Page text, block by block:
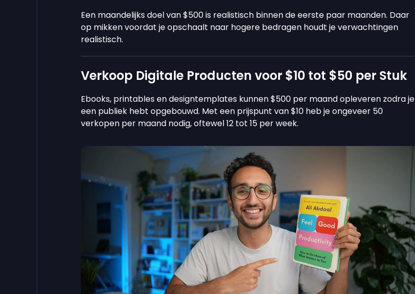
Een maandelijks doel van $500 is realistisch binnen de eerste paar maanden. Daar
op mikken voordat je opschaalt naar hogere bedragen houdt je verwachtingen
realistisch.
Verkoop Digitale Producten voor $10 tot $50 per Stuk
Ebooks, printables en designtemplates kunnen $500 per maand opleveren zodra je
een publiek hebt opgebouwd. Met een prijspunt van $10 heb je ongeveer 50
verkopen per maand nodig, oftewel 12 tot 15 per week.